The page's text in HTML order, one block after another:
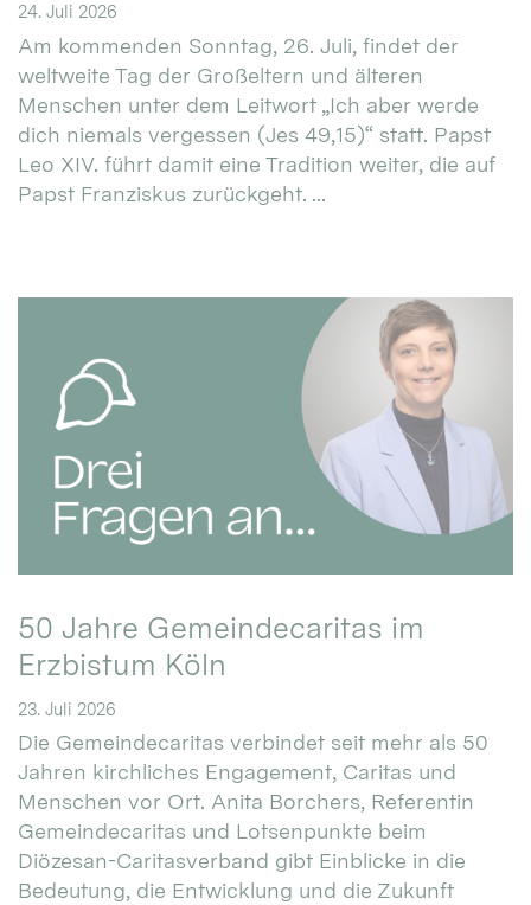
24. Juli 2026
Am kommenden Sonntag, 26. Juli, findet der
weltweite Tag der Großeltern und älteren
Menschen unter dem Leitwort „Ich aber werde
dich niemals vergessen (Jes 49,15)“ statt. Papst
Leo XIV. führt damit eine Tradition weiter, die auf
Papst Franziskus zurückgeht. ...
50 Jahre Gemeindecaritas im
Erzbistum Köln
23. Juli 2026
Die Gemeindecaritas verbindet seit mehr als 50
Jahren kirchliches Engagement, Caritas und
Menschen vor Ort. Anita Borchers, Referentin
Gemeindecaritas und Lotsenpunkte beim
Diözesan-Caritasverband gibt Einblicke in die
Bedeutung, die Entwicklung und die Zukunft